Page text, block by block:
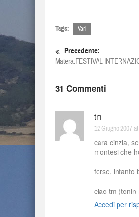
Tags: Vari
Precedente:
Matera:FESTIVAL
31 Commenti
tm
12 Giugno 2007
cara cinzia,
montesi che
forse, intanto
ciao tm (tonin
Accedi per